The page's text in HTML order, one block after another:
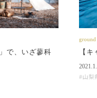
で、いざ蓼科
【
山梨